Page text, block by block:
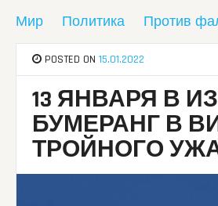
Мир Политика Против
POSTED ON15.01.2022
13 ЯНВАРЯ В
БУМЕРАНГ В
ТРОЙНОГО